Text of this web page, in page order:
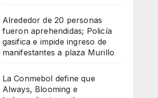
Alrededor de 20 personas
fueron aprehendidas; Policía
gasifica e impide ingreso de
manifestantes a plaza Murillo
La Conmebol define que
Always, Blooming e